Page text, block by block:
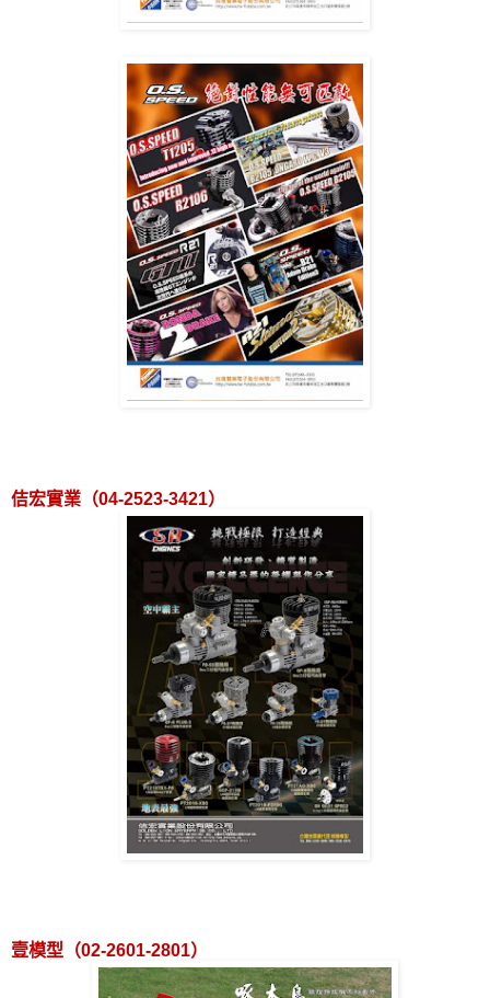
佶宏實業（04-2523-3421）
壹模型（02-2601-2801）